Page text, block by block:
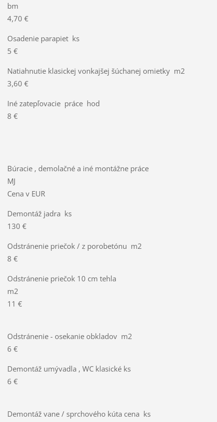
bm
4,70 €
Osadenie parapiet ks
5 €
Natiahnutie klasickej vonkajšej šúchanej omietky m2
3,60 €
Iné zatepľovacie práce hod
8 €
Búracie , demolačné a iné montážne práce
MJ
Cena v EUR
Demontáž jadra ks
130 €
Odstránenie priečok / z porobetónu m2
8 €
Odstránenie priečok 10 cm tehla
m2
11 €
Odstránenie - osekanie obkladov m2
6 €
Demontáž umývadla , WC klasické ks
6 €
Demontáž vane / sprchového kúta cena ks